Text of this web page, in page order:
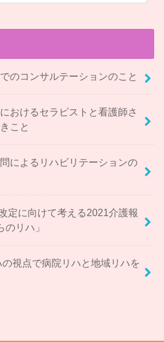
のコンサルテーションのこと
おけるセラピストと看護師さ
こと
によるリハビリテーションの
に向けて考える2021介護報
リハ」
視点で病院リハと地域リハを